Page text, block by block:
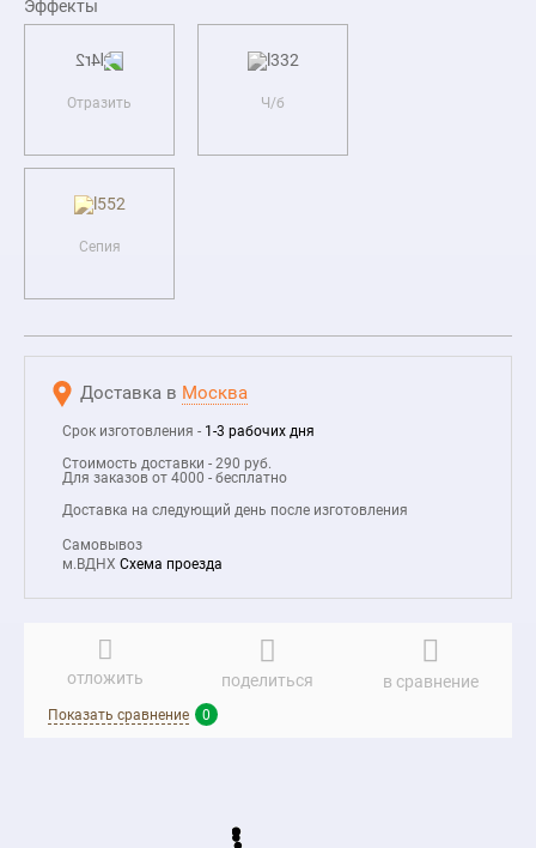
Эффекты
Отразить Ч/б
Сепия
Доставка в Москва
Срок изготовления - 1-3 рабочих дня
Стоимость доставки - 290 руб.
Для заказов от 4000 - бесплатно
Доставка на следующий день после изготовления
Самовывоз
м.ВДНХ Схема проезда
отложить поделиться в сравнение
Показать сравнение 0